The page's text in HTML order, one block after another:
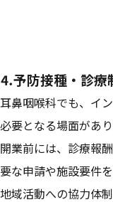
⒋予防接種・診療
耳鼻咽喉科でも、イ
必要となる場面があ
開業前には、診療報
要な申請や施設要件
地域活動への協力体